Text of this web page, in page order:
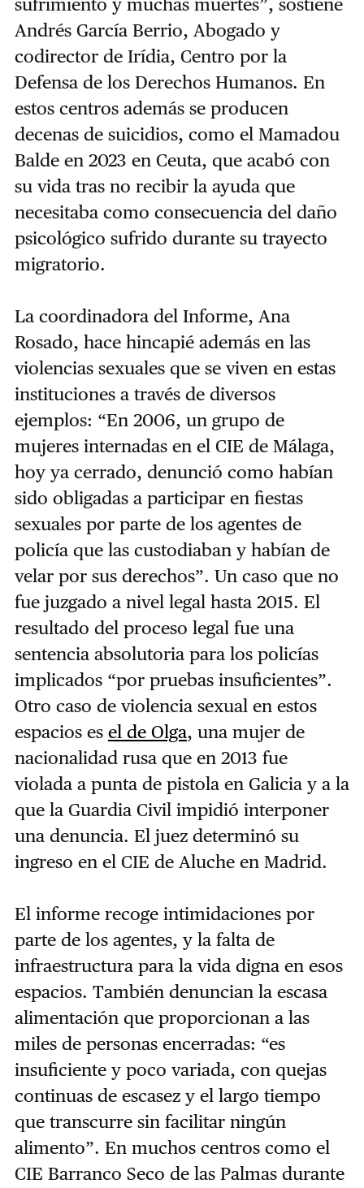
Andrés García Berrio, Abogado y
codirector de Irídia, Centro por la
Defensa de los Derechos Humanos. En
estos centros además se producen
decenas de suicidios, como el Mamadou
Balde en 2023 en Ceuta, que acabó con
su vida tras no recibir la ayuda que
necesitaba como consecuencia del daño
psicológico sufrido durante su trayecto
migratorio.
La coordinadora del Informe, Ana
Rosado, hace hincapié además en las
violencias sexuales que se viven en estas
instituciones a través de diversos
ejemplos: “En 2006, un grupo de
mujeres internadas en el CIE de Málaga,
hoy ya cerrado, denunció como habían
sido obligadas a participar en fiestas
sexuales por parte de los agentes de
policía que las custodiaban y habían de
velar por sus derechos”. Un caso que no
fue juzgado a nivel legal hasta 2015. El
resultado del proceso legal fue una
sentencia absolutoria para los policías
implicados “por pruebas insuficientes”.
Otro caso de violencia sexual en estos
espacios es el de Olga, una mujer de
nacionalidad rusa que en 2013 fue
violada a punta de pistola en Galicia y a la
que la Guardia Civil impidió interponer
una denuncia. El juez determinó su
ingreso en el CIE de Aluche en Madrid.
El informe recoge intimidaciones por
parte de los agentes, y la falta de
infraestructura para la vida digna en esos
espacios. También denuncian la escasa
alimentación que proporcionan a las
miles de personas encerradas: “es
insuficiente y poco variada, con quejas
continuas de escasez y el largo tiempo
que transcurre sin facilitar ningún
alimento”. En muchos centros como el
CIE Barranco Seco de las Palmas durante